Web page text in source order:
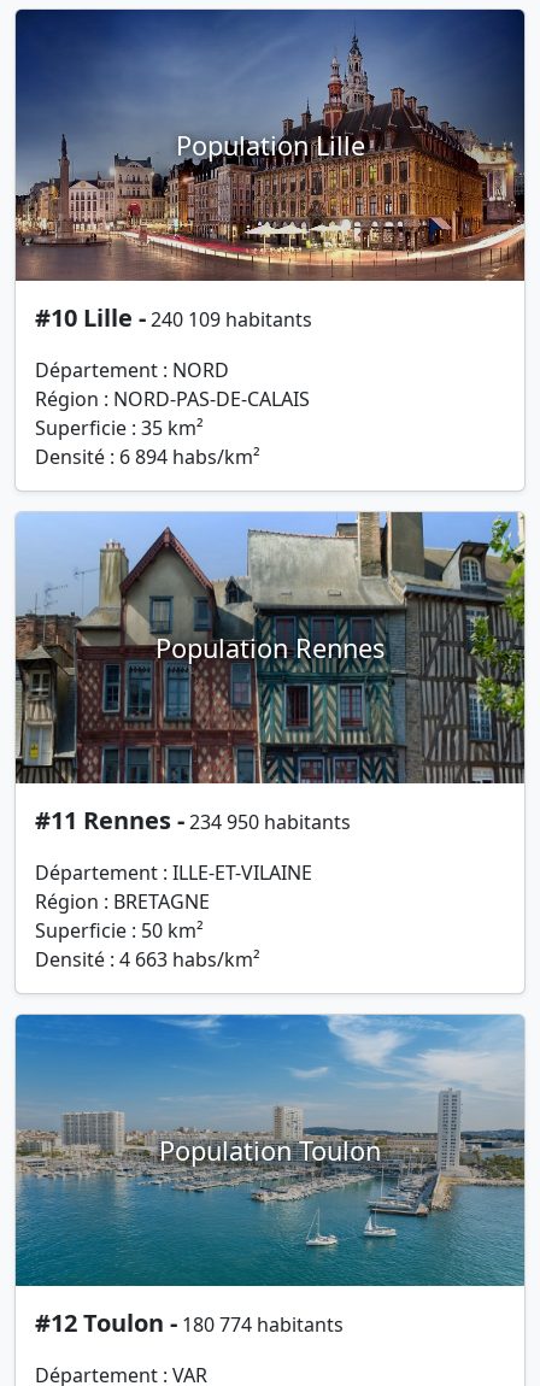
Population Lille
#10 Lille -240 109 habitants
Département : NORD
Région : NORD-PAS-DE-CALAIS
Superficie : 35 km²
Densité : 6 894 habs/km²
Population Rennes
#11 Rennes -234 950 habitants
Département : ILLE-ET-VILAINE
Région : BRETAGNE
Superficie : 50 km²
Densité : 4 663 habs/km²
Population Toulon
#12 Toulon - 180 774 habitants
Département : VAR